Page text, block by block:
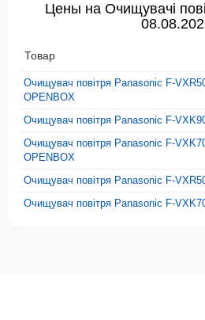
фільтром ґрунтується на іонізації
частинок повітря до пластин з
Цены на Очищувачі
Товар
Очищувач повітря Panasonic F-
OPENBOX
Очищувач повітря Panasonic F-
Очищувач повітря Panasonic F-
OPENBOX
Очищувач повітря Panasonic F-
Очищувач повітря Panasonic F-